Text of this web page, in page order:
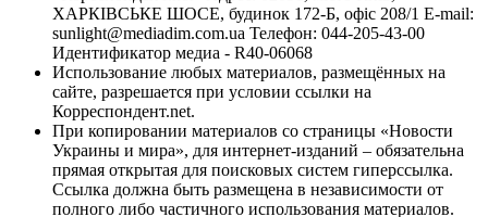
ХАРКІВСЬКЕ ШОСЕ, будинок 172-Б, офіс 208/1 E-mail:
sunlight@mediadim.com.ua Телефон: 044-205-43-00
Идентификатор медиа - R40-06068
Использование любых материалов, размещённых на
сайте, разрешается при условии ссылки на
Корреспондент.net.
При копировании материалов со страницы «Новости
Украины и мира», для интернет-изданий – обязательна
прямая открытая для поисковых систем гиперссылка.
Ссылка должна быть размещена в независимости от
полного либо частичного использования материалов.